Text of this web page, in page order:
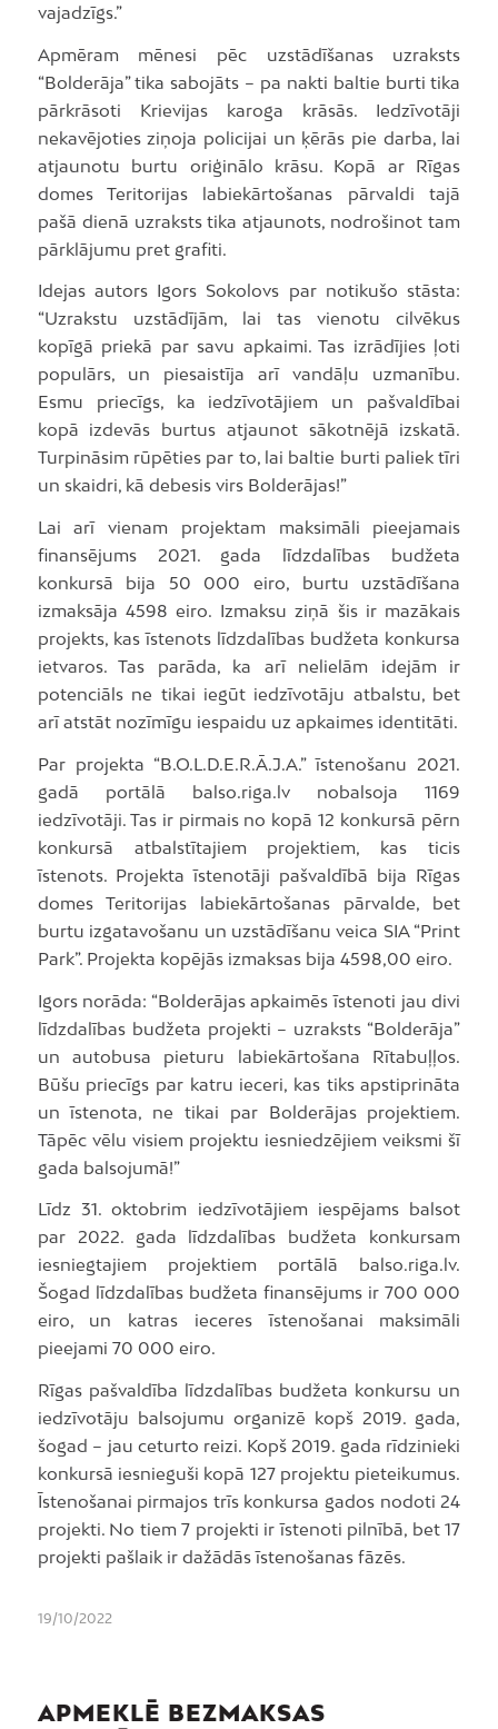
vajadzīgs.”
Apmēram mēnesi pēc uzstādīšanas uzraksts
“Bolderāja” tika sabojāts – pa nakti baltie burti tika
pārkrāsoti Krievijas karoga krāsās. Iedzīvotāji
nekavējoties ziņoja policijai un ķērās pie darba, lai
atjaunotu burtu oriģinālo krāsu. Kopā ar Rīgas
domes Teritorijas labiekārtošanas pārvaldi tajā
pašā dienā uzraksts tika atjaunots, nodrošinot tam
pārklājumu pret grafiti.
Idejas autors Igors Sokolovs par notikušo stāsta:
“Uzrakstu uzstādījām, lai tas vienotu cilvēkus
kopīgā priekā par savu apkaimi. Tas izrādījies ļoti
populārs, un piesaistīja arī vandāļu uzmanību.
Esmu priecīgs, ka iedzīvotājiem un pašvaldībai
kopā izdevās burtus atjaunot sākotnējā izskatā.
Turpināsim rūpēties par to, lai baltie burti paliek tīri
un skaidri, kā debesis virs Bolderājas!”
Lai arī vienam projektam maksimāli pieejamais
finansējums 2021. gada līdzdalības budžeta
konkursā bija 50 000 eiro, burtu uzstādīšana
izmaksāja 4598 eiro. Izmaksu ziņā šis ir mazākais
projekts, kas īstenots līdzdalības budžeta konkursa
ietvaros. Tas parāda, ka arī nelielām idejām ir
potenciāls ne tikai iegūt iedzīvotāju atbalstu, bet
arī atstāt nozīmīgu iespaidu uz apkaimes identitāti.
Par projekta “B.O.L.D.E.R.Ā.J.A.” īstenošanu 2021.
gadā portālā balso.riga.lv nobalsoja 1169
iedzīvotāji. Tas ir pirmais no kopā 12 konkursā pērn
konkursā atbalstītajiem projektiem, kas ticis
īstenots. Projekta īstenotāji pašvaldībā bija Rīgas
domes Teritorijas labiekārtošanas pārvalde, bet
burtu izgatavošanu un uzstādīšanu veica SIA “Print
Park”. Projekta kopējās izmaksas bija 4598,00 eiro.
Igors norāda: “Bolderājas apkaimēs īstenoti jau divi
līdzdalības budžeta projekti – uzraksts “Bolderāja”
un autobusa pieturu labiekārtošana Rītabuļļos.
Būšu priecīgs par katru ieceri, kas tiks apstiprināta
un īstenota, ne tikai par Bolderājas projektiem.
Tāpēc vēlu visiem projektu iesniedzējiem veiksmi šī
gada balsojumā!”
Līdz 31. oktobrim iedzīvotājiem iespējams balsot
par 2022. gada līdzdalības budžeta konkursam
iesniegtajiem projektiem portālā balso.riga.lv.
Šogad līdzdalības budžeta finansējums ir 700 000
eiro, un katras ieceres īstenošanai maksimāli
pieejami 70 000 eiro.
Rīgas pašvaldība līdzdalības budžeta konkursu un
iedzīvotāju balsojumu organizē kopš 2019. gada,
šogad – jau ceturto reizi. Kopš 2019. gada rīdzinieki
konkursā iesnieguši kopā 127 projektu pieteikumus.
Īstenošanai pirmajos trīs konkursa gados nodoti 24
projekti. No tiem 7 projekti ir īstenoti pilnībā, bet 17
projekti pašlaik ir dažādās īstenošanas fāzēs.
19/10/2022
APMEKLĒ BEZMAKSAS